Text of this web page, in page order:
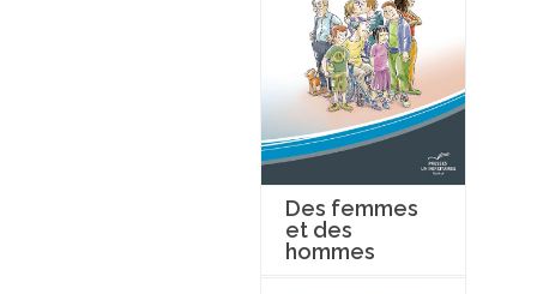
Des femmes
et des
hommes